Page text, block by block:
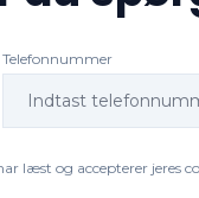
Telefonnummer
læst og accepterer jeres